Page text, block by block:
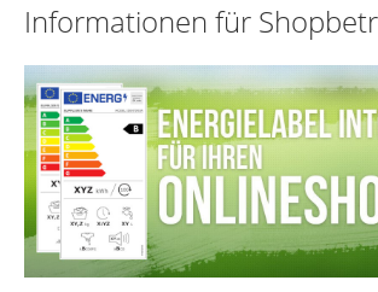
Informationen für